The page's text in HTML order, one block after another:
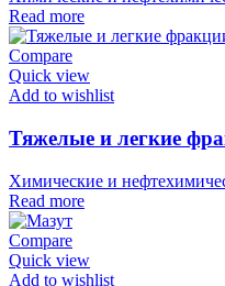
Read more
Compare
Quick view
Add to wishlist
Тяжелые и легкие
Химические и
Read more
Compare
Quick view
Add to wishlist